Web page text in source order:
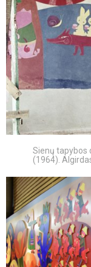
Sienų tapybos
(1964).